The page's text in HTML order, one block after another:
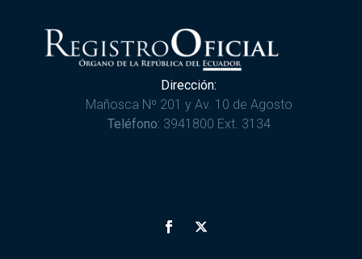
Dirección:
Mañosca Nº 201 y Av. 10 de Agosto
Teléfono: 3941800 Ext. 3134